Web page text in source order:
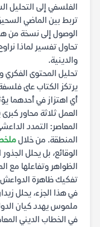
الفلسفي إلى التحليل
تربط بين الماضي
الوصول إلى نسخة من
تحاول تفسير لماذا
والدينية.
تحليل المحتوى الفكري
يرتكز الكتاب على
أي اهتزاز في أحدهما
العمل ثلاثة محاور
المعاصر: التمدد
المنطقة. من خلال
الوقائع، بل يحلل
الظواهر وتفاعلها مع
تفكيك ظاهرة الدواعش
في هذا الجزء، يحلل
ملموس يهدد كيان
في الخطاب الديني